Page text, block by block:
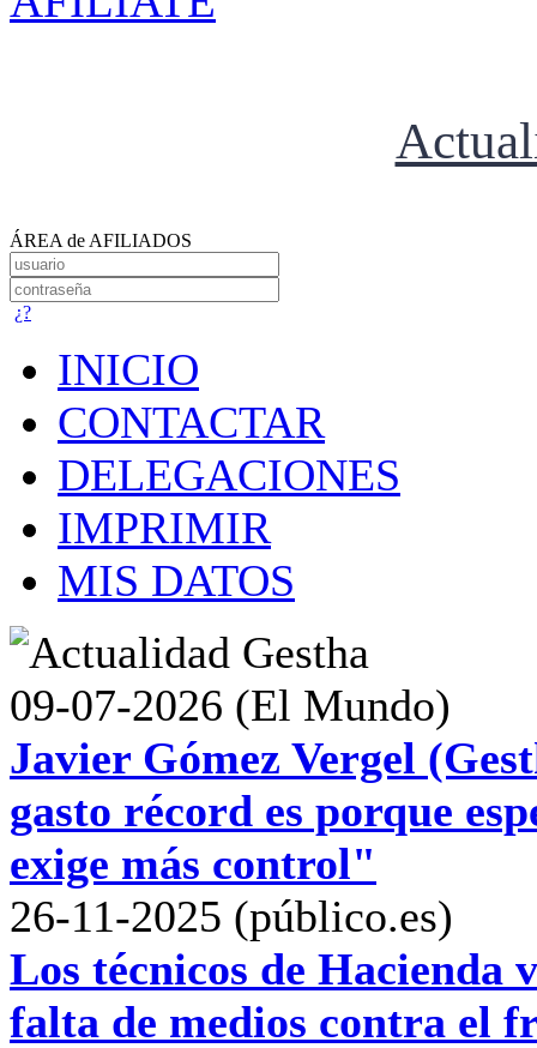
ÁREA de AFILIADOS
¿?
INICIO
CONTACTAR
DELEGACIONES
IMPRIMIR
MIS DATOS
09-07-2026 (El Mundo)
Javier Gómez Vergel
gasto récord es porque
exige más control"
26-11-2025 (público.es)
Los técnicos de Hacienda
falta de medios contra el